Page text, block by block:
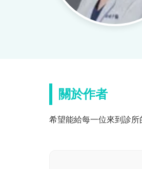
關於作者
希望能給每一位來到診